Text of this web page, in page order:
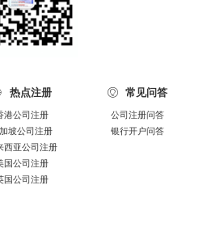
热点注册
港公司注册
坡公司注册
西亚公司注册
国公司注册
国公司注册
 常见问答
公司注册问答
银行开户问答